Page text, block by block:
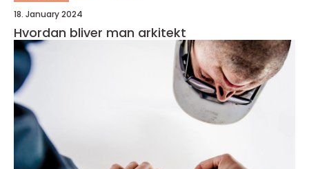
18. January 2024
Hvordan bliver man arkitekt